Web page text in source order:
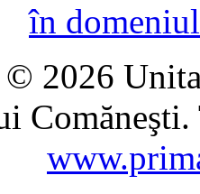
în
2026